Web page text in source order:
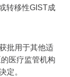
转移性GIST成
批用于其他适
医疗监管机构
定。